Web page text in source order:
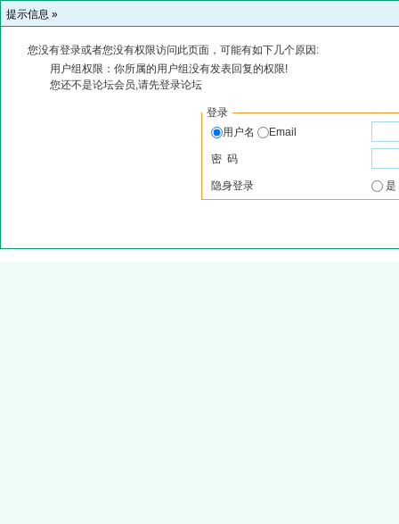
提示信息 »
您没有登录或者您没有权限访问此页面，可能有如下几个原因:
用户组权限：你所属的用户组没有发表回复的权限!
您还不是论坛会员,请先登录论坛
登录
用户名
Email
密 码
隐身登录